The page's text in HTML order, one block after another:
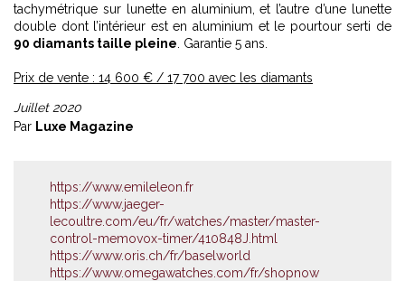
tachymétrique sur lunette en aluminium, et l’autre d’une lunette
double dont l’intérieur est en aluminium et le pourtour serti de
90 diamants taille pleine . Garantie 5 ans.
Prix de vente : 14 600 € / 17 700 avec les diamants
Juillet 2020
Par Luxe Magazine
https://www.emileleon.fr
https://www.jaeger-
lecoultre.com/eu/fr/watches/master/master-
control-memovox-timer/410848J.html
https://www.oris.ch/fr/baselworld
https://www.omegawatches.com/fr/shopnow